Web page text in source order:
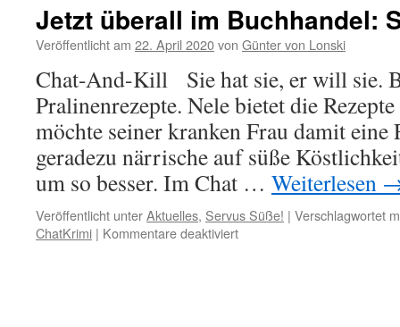
Jetzt überall im Buchhandel:
Veröffentlicht am 22. April 2020von Günter von Lonski
Chat-And-Kill Sie hat sie, er will sie.
Pralinenrezepte. Nele bietet die
möchte seiner kranken Frau damit eine
geradezu närrische auf süße
um so besser. Im Chat … Weiterlesen
Veröffentlicht unterAktuelles, Servus Süße! | Verschlagwortet
ChatKrimi | Kommentare deaktiviertfür